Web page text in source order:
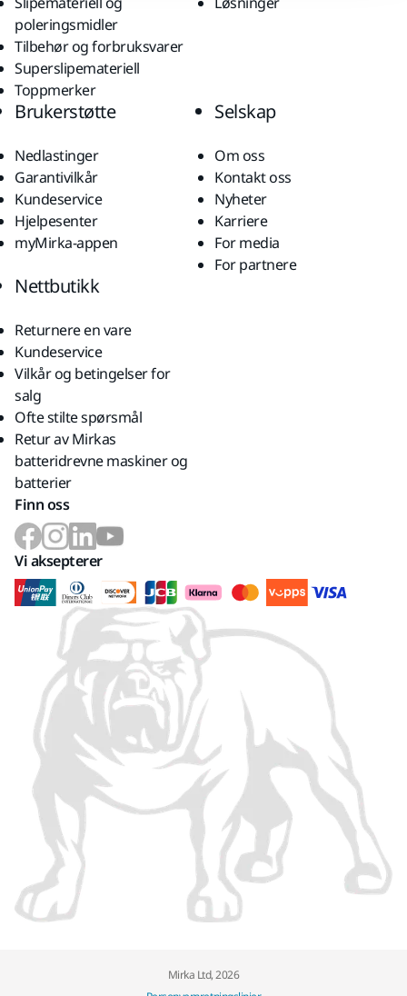
poleringsmidler
Tilbehør og forbruksvarer
Superslipemateriell
Toppmerker
Brukerstøtte
Nedlastinger
Garantivilkår
Kundeservice
Hjelpesenter
myMirka-appen
Selskap
Om oss
Kontakt oss
Nyheter
Karriere
For media
For partnere
Nettbutikk
Returnere en vare
Kundeservice
Vilkår og betingelser for
salg
Ofte stilte spørsmål
Retur av Mirkas
batteridrevne maskiner og
batterier
Finn oss
Vi aksepterer
Mirka Ltd, 2026